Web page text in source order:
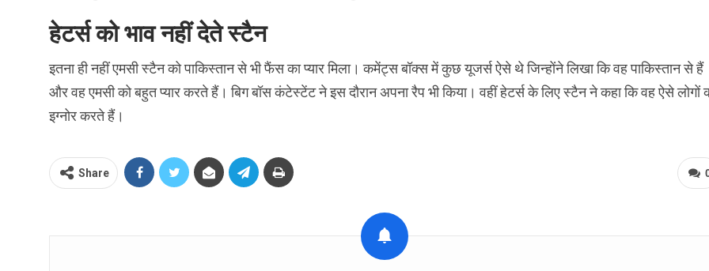
हेटर्स को भाव नहीं देते स्टैन
इतना ही नहीं एमसी स्टैन को पाकिस्तान से भी फैंस का प्यार मिला। कमेंट्स बॉक्स में कुछ यूजर्स ऐसे थे जिन्होंने लिखा कि वह पाकिस्तान से हैं
और वह एमसी को बहुत प्यार करते हैं। बिग बॉस कंटेस्टेंट ने इस दौरान अपना रैप भी किया। वहीं हेटर्स के लिए स्टैन ने कहा कि वह ऐसे लोगों
इग्नोर करते हैं।
Share